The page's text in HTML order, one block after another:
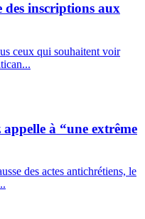
inscriptions aux
ceux qui souhaitent voir
à “une extrême
des actes antichrétiens, le